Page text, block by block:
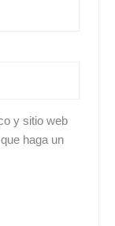
y sitio web
haga un